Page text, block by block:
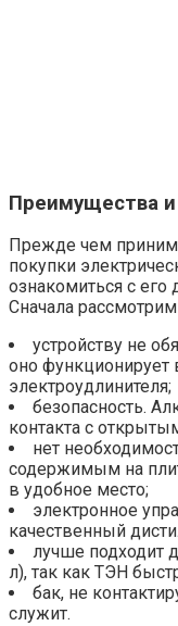
Преимущества
Прежде чем
покупки
ознакомиться с его
Сначала
устройству не
оно функционирует
электроудлинителя;
безопасность.
контакта с
нет
содержимым на
в удобное место;
электронное
качественный
лучше подходит
л), так как ТЭН
бак, не
служит.